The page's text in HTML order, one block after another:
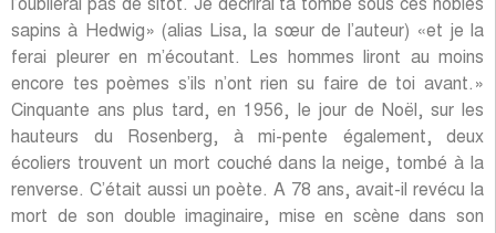
l’oublierai pas de sitôt. Je décrirai ta tombe sous ces nobles
sapins à Hedwig» (alias Lisa, la sœur de l’auteur) «et je la
ferai pleurer en m’écoutant. Les hommes liront au moins
encore tes poèmes s’ils n’ont rien su faire de toi avant.»
Cinquante ans plus tard, en 1956, le jour de Noël, sur les
hauteurs du Rosenberg, à mi-pente également, deux
écoliers trouvent un mort couché dans la neige, tombé à la
renverse. C’était aussi un poète. A 78 ans, avait-il revécu la
mort de son double imaginaire, mise en scène dans son